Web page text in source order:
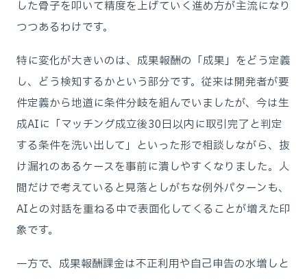
した骨子を叩いて精度を上げていく進め方が主流になり
つつあるわけです。
特に変化が大きいのは、成果報酬の「成果」をどう定義
し、どう検知するかという部分です。従来は開発者が要
件定義から地道に条件分岐を組んでいましたが、今は生
成AIに「マッチング成立後30日以内に取引完了と判定
する条件を洗い出して」といった形で相談しながら、抜
け漏れのあるケースを事前に潰しやすくなりました。人
間だけで考えていると見落としがちな例外パターンも、
AIとの対話を重ねる中で表面化してくることが増えた印
象です。
一方で、成果報酬課金は不正利用や自己申告の水増しと